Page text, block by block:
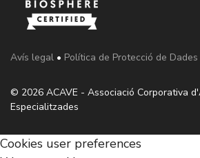
Avís legal • Política de Protecció de Dades
© 2026 ACAVE - Associació Corporativa
Especialitzades
Cookies user preferences